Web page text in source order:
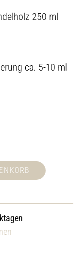
250 ml
ca. 5-10 ml